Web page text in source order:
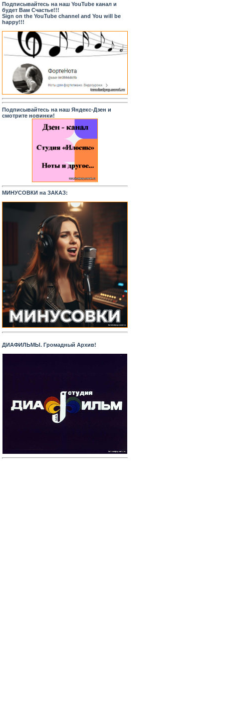
Подписывайтесь на наш YouTube канал и
будет Вам Счастье!!!
Sign on the YouTube channel and You will be
happy!!!
Подписывайтесь на наш Яндекс-Дзен и
смотрите новинки!
МИНУСОВКИ на ЗАКАЗ:
ДИАФИЛЬМЫ. Громадный Архив!